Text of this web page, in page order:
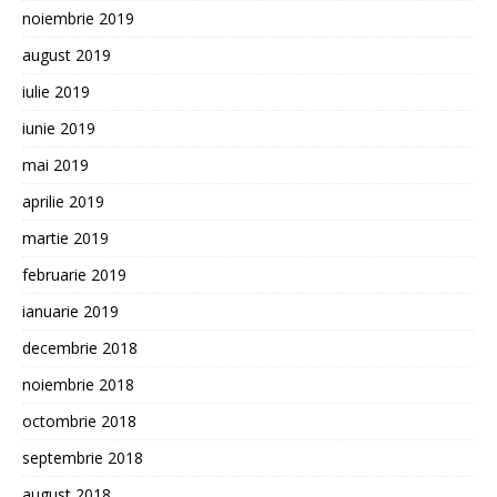
noiembrie 2019
august 2019
iulie 2019
iunie 2019
mai 2019
aprilie 2019
martie 2019
februarie 2019
ianuarie 2019
decembrie 2018
noiembrie 2018
octombrie 2018
septembrie 2018